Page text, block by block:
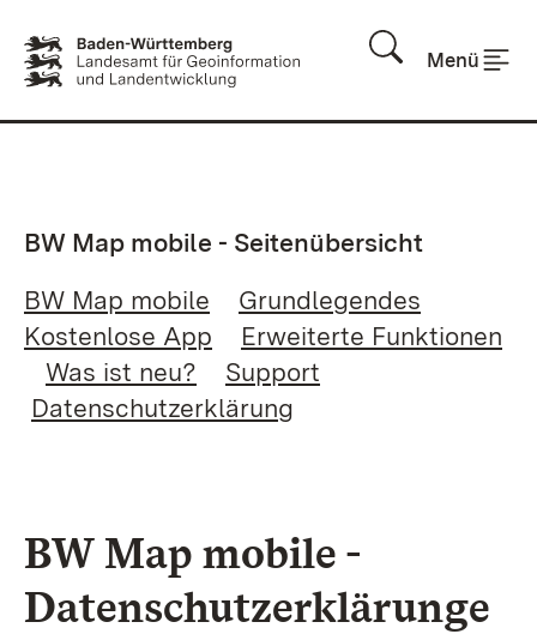
Menü
BW Map mobile - Seitenübersicht
BW Map mobile
Grundlegendes
Kostenlose App
Erweiterte Funktionen
Was ist neu?
Support
Datenschutzerklärung
BW Map mobile -
Datenschutzerklärunge